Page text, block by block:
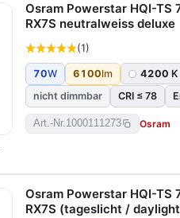
Osram Powerstar HQI-TS
RX7S neutralweiss deluxe
(1)
70W 6100lm 4200
nicht dimmbar
CRI ≤ 78
Art.-Nr.1000111273 Osram
Osram Powerstar HQI-TS
RX7S (tageslicht /